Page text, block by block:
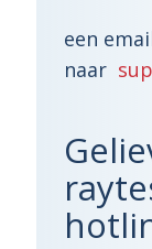
een
naar